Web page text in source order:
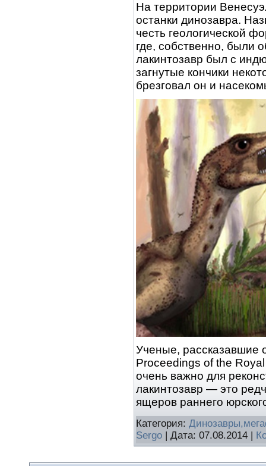
На территории
останки динозавра.
честь геологической
где, собственно, были
лакинтозавр был с
загнутые кончики
брезговал он и
Ученые, рассказавшие
Proceedings of the
очень важно для
лакинтозавр — это
ящеров раннего
Категория:
Sergo | Дата: 07.08.2014